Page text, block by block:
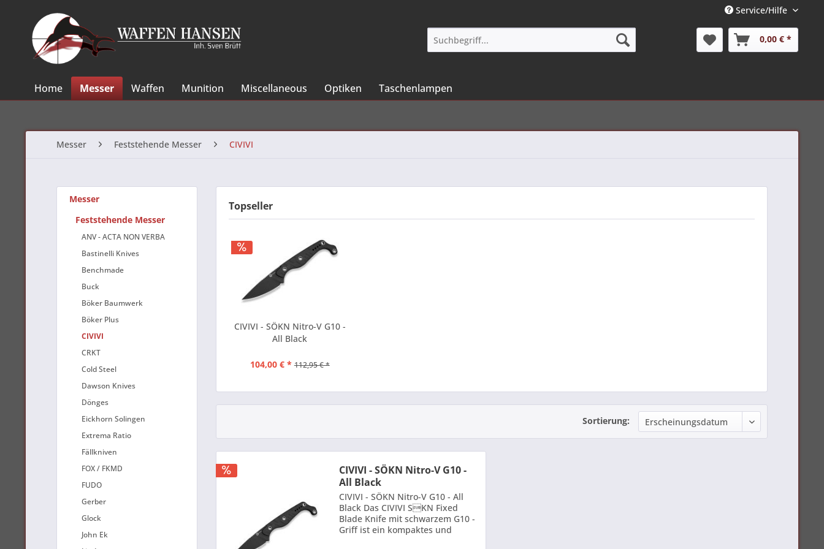
Service/Hilfe
0,00 € *
Home Messer Waffen Munition Miscellaneous Optiken Taschenlampen
Messer Feststehende Messer CIVIVI
Messer
Feststehende Messer
ANV - ACTA NON VERBA
Bastinelli Knives
Benchmade
Buck
Böker Baumwerk
Böker Plus
CIVIVI
CRKT
Cold Steel
Dawson Knives
Dönges
Eickhorn Solingen
Extrema Ratio
Fällkniven
FOX / FKMD
FUDO
Gerber
Glock
John Ek
Topseller
CIVIVI - SÖKN Nitro-V G10 -
All Black
104,00 € * 112,95 € *
Sortierung:
CIVIVI - SÖKN Nitro-V G10 -
All Black
CIVIVI - SÖKN Nitro-V G10 - All
Black Das CIVIVI SKN Fixed
Blade Knife mit schwarzem G10 -
Griff ist ein kompaktes und